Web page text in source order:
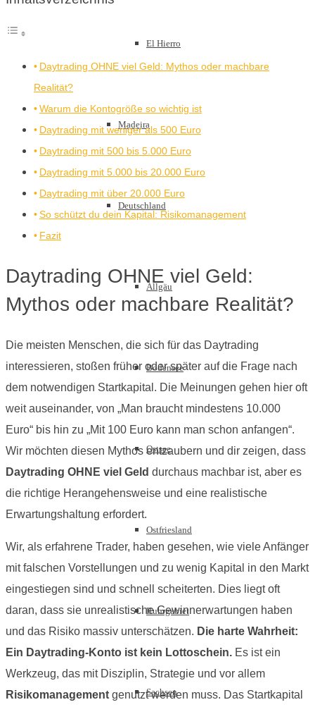
El Hierro
Madeira
Deutschland
Allgäu
Bodensee
Ostsee
Ostfriesland
Ruhrgebiet
Sachsen
Daytrading OHNE viel Geld: Mythos oder machbare
Realität?
Warum die Kontogröße so wichtig ist
Daytrading mit weniger als 500 Euro
Daytrading mit 500 bis 5.000 Euro
Daytrading mit 5.000 bis 20.000 Euro
Daytrading mit über 20.000 Euro
So schützt du dein Kapital: Risikomanagement
Fazit
Daytrading OHNE viel Geld:
Mythos oder machbare Realität?
Die meisten Menschen, die sich für das Daytrading
interessieren, stoßen früher oder später auf die Frage nach
dem notwendigen Startkapital. Die Meinungen gehen hier oft
weit auseinander, von „Man braucht mindestens 10.000
Euro“ bis hin zu „Mit 100 Euro kann man schon anfangen“.
Wir möchten diesen Mythos entzaubern und dir zeigen, dass
Daytrading OHNE viel Geld durchaus machbar ist, aber es
die richtige Herangehensweise und eine realistische
Erwartungshaltung erfordert.
Wir, als erfahrene Trader, haben gesehen, wie viele Anfänger
mit falschen Vorstellungen und zu wenig Kapital in den Markt
eingestiegen sind und schnell scheiterten. Dies liegt oft
daran, dass sie unrealistische Gewinnerwartungen haben
und das Risiko massiv unterschätzen. Die harte Wahrheit:
Ein Daytrading-Konto ist kein Lottoschein. Es ist ein
Werkzeug, das mit Disziplin, Strategie und vor allem
Risikomanagement genutzt werden muss. Das Startkapital